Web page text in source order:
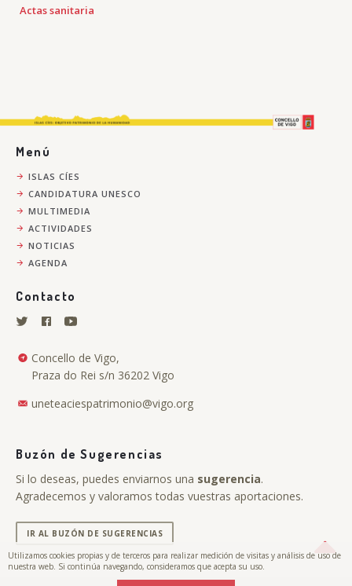
Actas sanitaria
Menú
ISLAS CÍES
CANDIDATURA UNESCO
MULTIMEDIA
ACTIVIDADES
NOTICIAS
AGENDA
Contacto
Concello de Vigo,
Praza do Rei s/n 36202 Vigo
uneteaciespatrimonio@vigo.org
Buzón de Sugerencias
Si lo deseas, puedes enviarnos una sugerencia.
Agradecemos y valoramos todas vuestras aportaciones.
IR AL BUZÓN DE SUGERENCIAS
Utilizamos cookies propias y de terceros para realizar medición de visitas y análisis de uso de
nuestra web. Si continúa navegando, consideramos que acepta su uso.